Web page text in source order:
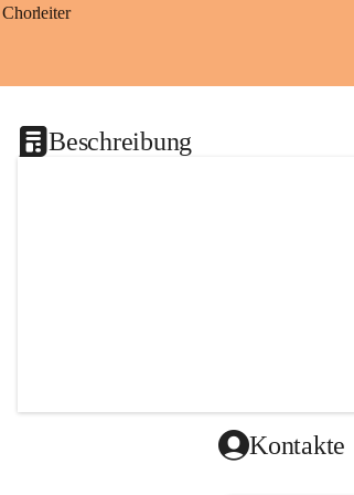
Chorleiter
Beschreibung
Kontakte